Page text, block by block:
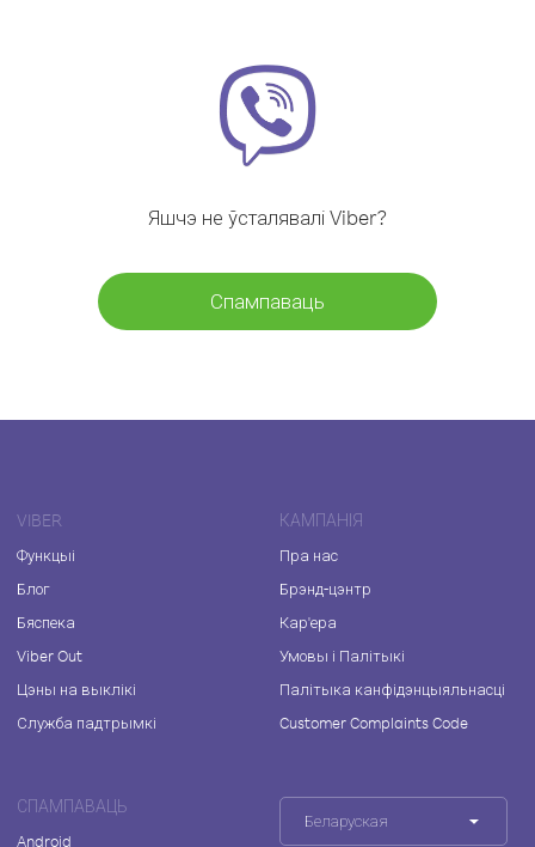
Яшчэ не ўсталявалі Viber?
Спампаваць
VIBER
Функцыі
Блог
Бяспека
Viber Out
Цэны на выклікі
Служба падтрымкі
КАМПАНІЯ
Пра нас
Брэнд-цэнтр
Кар'ера
Умовы і Палітыкі
Палітыка канфідэнцыяльнасці
Customer Complaints Code
СПАМПАВАЦЬ
Android
Беларуская